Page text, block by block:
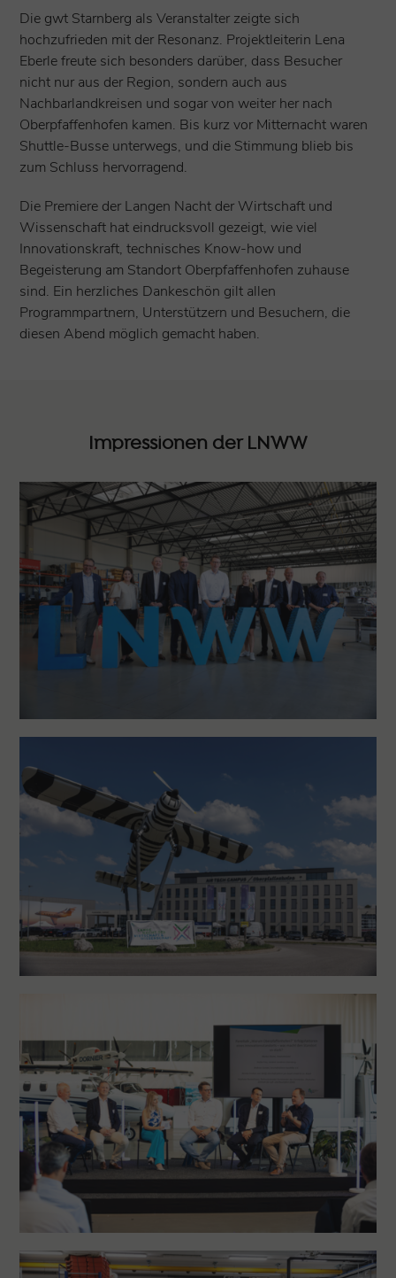
Die gwt Starnberg als Veranstalter zeigte sich
hochzufrieden mit der Resonanz. Projektleiterin Lena
Eberle freute sich besonders darüber, dass Besucher
nicht nur aus der Region, sondern auch aus
Nachbarlandkreisen und sogar von weiter her nach
Oberpfaffenhofen kamen. Bis kurz vor Mitternacht waren
Shuttle-Busse unterwegs, und die Stimmung blieb bis
zum Schluss hervorragend.
Die Premiere der Langen Nacht der Wirtschaft und
Wissenschaft hat eindrucksvoll gezeigt, wie viel
Innovationskraft, technisches Know-how und
Begeisterung am Standort Oberpfaffenhofen zuhause
sind. Ein herzliches Dankeschön gilt allen
Programmpartnern, Unterstützern und Besuchern, die
diesen Abend möglich gemacht haben.
Impressionen der LNWW